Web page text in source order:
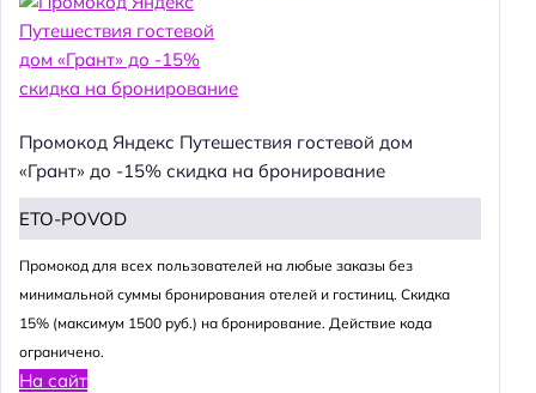
Промокод Яндекс Путешествия гостевой дом
«Грант» до -15% скидка на бронирование
ETO-POVOD
Промокод для всех пользователей на любые заказы без
минимальной суммы бронирования отелей и гостиниц. Скидка
15% (максимум 1500 руб.) на бронирование. Действие кода
ограничено.
На сайт